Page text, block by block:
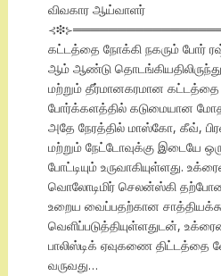
விவகார ஆய்வாளர்
கட்டத்தை நோக்கி நகரும் போர்
ஆம் ஆண்டு தொடங்கியதிலிருந்து
மற்றும் தீர்மானகரமான
போர்க்களத்தில் கடுமையான
அதே நேரத்தில் மாஸ்கோ, கீவ்,
மற்றும் நேட்டோவுக்கு இடையே
போட்டியும் உருவாகியுள்ளது.
வொலோடிமிர் செலன்ஸ்கி
உறைய வைப்பதற்கான
வெளிப்படுத்தியுள்ளதுடன்,
பாலிஸ்டிக் ஏவுகணை திட்டத்தை
வருவது…